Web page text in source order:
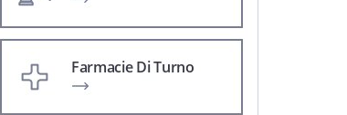
Farmacie Di Turno